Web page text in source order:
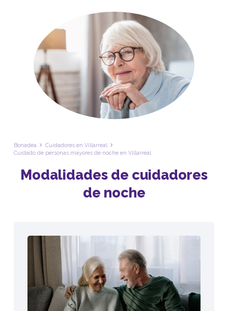
Bonadea
Cuidadores en Villarreal
Cuidado de personas mayores de noche en Villarreal
Modalidades de cuidadores
de noche